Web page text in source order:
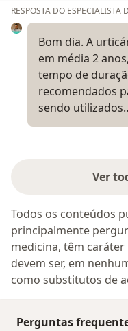
RESPOSTA DO ESPECIALISTA
Bom dia. A
em média 2
tempo de
recomendados
sendo
Ver
Todos os conteúdos
principalmente
medicina, têm
devem ser, em
como substitutos de
Perguntas